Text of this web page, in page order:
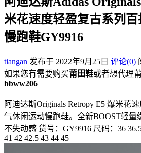
米花速度轻盈复古系列
慢跑鞋GY9916
tiangan 发布于 2022年9月25日 评论(0)
如果您有需要购买莆田鞋或者想代理
bbww206
阿迪达斯Originals Retropy E5 爆米花
气休闲运动慢跑鞋。全新BOOST轻量
不失动感 货号：GY9916 尺码：36
41 42 42.5 43 44 45